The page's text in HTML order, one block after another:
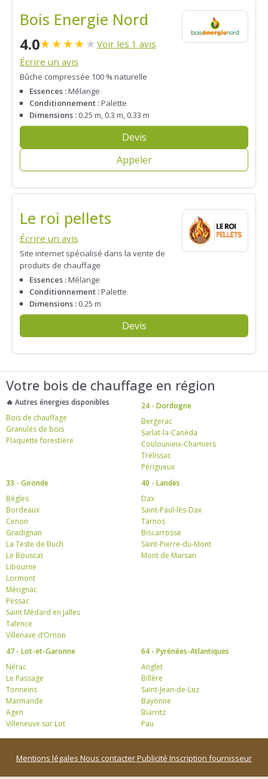
Bois Energie Nord
4.0★★★★★ Voir les 1 avis
Écrire un avis
Bûche compressée 100 % naturelle
Essences :Mélange
Conditionnement :Palette
Dimensions : 0.25 m, 0.3 m, 0.33 m
Devis
Appeler
Le roi pellets
Écrire un avis
Site internet spécialisé dans la vente de
produits de chauffage
Essences :Mélange
Conditionnement :Palette
Dimensions : 0.25 m
Devis
Votre bois de chauffage en région
🔥 Autres énergies disponibles
Bois de chauffage
Granulés de bois
Plaquette forestière
24 - Dordogne
Bergerac
Sarlat-la-Canéda
Coulounieix-Chamiers
Trélissac
Périgueux
33 - Gironde
Bègles
Bordeaux
Cenon
Gradignan
La Teste de Buch
Le Bouscat
Libourne
Lormont
Mérignac
Pessac
Saint Médard en Jalles
Talence
Villenave d’Ornon
40 - Landes
Dax
Saint-Paul-lès-Dax
Tarnos
Biscarrosse
Saint-Pierre-du-Mont
Mont de Marsan
47 - Lot-et-Garonne
Nérac
Le Passage
Tonneins
Marmande
Agen
Villeneuve sur Lot
64 - Pyrénées-Atlantiques
Anglet
Billère
Saint-Jean-de-Luz
Bayonne
Biarritz
Pau
Mentions légales Nous contacterPublicité Inscription fournisseur